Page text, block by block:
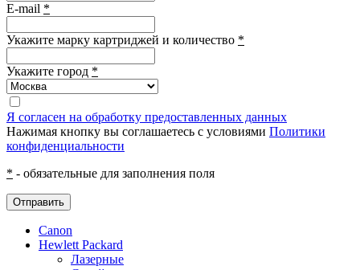
E-mail *
Укажите марку картриджей и количество *
Укажите город *
Я согласен на обработку предоставленных данных
Нажимая кнопку вы соглашаетесь с условиями Политики
конфиденциальности
* - обязательные для заполнения поля
Отправить
Canon
Hewlett Packard
Лазерные